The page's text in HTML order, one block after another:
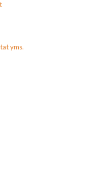
yms.